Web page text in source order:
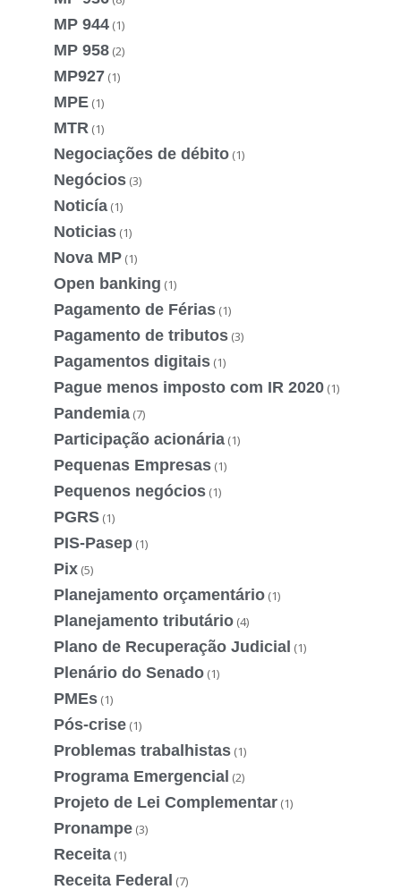
MP 944 (1)
MP 958 (2)
MP927 (1)
MPE (1)
MTR (1)
Negociações de débito (1)
Negócios (3)
Noticía (1)
Noticias (1)
Nova MP (1)
Open banking (1)
Pagamento de Férias (1)
Pagamento de tributos (3)
Pagamentos digitais (1)
Pague menos imposto com IR 2020 (1)
Pandemia (7)
Participação acionária (1)
Pequenas Empresas (1)
Pequenos negócios (1)
PGRS (1)
PIS-Pasep (1)
Pix (5)
Planejamento orçamentário (1)
Planejamento tributário (4)
Plano de Recuperação Judicial (1)
Plenário do Senado (1)
PMEs (1)
Pós-crise (1)
Problemas trabalhistas (1)
Programa Emergencial (2)
Projeto de Lei Complementar (1)
Pronampe (3)
Receita (1)
Receita Federal (7)